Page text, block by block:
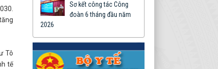
Tô
tế
Sơ kết công tác Công
đoàn 6 tháng đầu năm
2026